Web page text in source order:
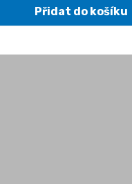
Přidat do košíku